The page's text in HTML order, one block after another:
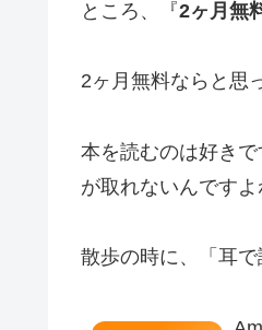
ところ、『2ヶ月無
2ヶ月無料ならと思
本を読むのは好き
が取れないんですよ
散歩の時に、「耳